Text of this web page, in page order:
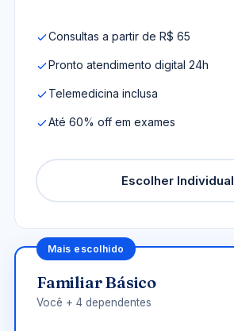
Consultas a partir de R$ 65
Pronto atendimento digital 24h
Telemedicina inclusa
Até 60% off em exames
Escolher Individual
Mais escolhido
Familiar Básico
Você + 4 dependentes